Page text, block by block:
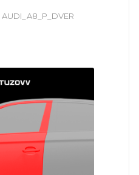
AUDI_A8_P_DVER